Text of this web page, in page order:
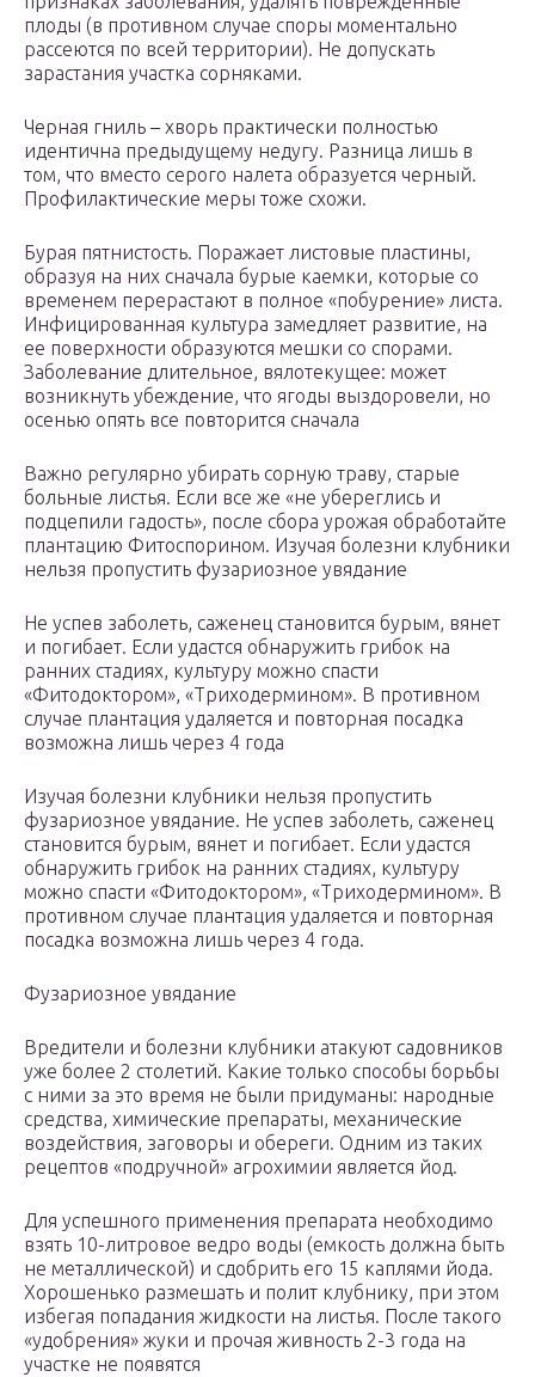
плоды (в противном случае споры моментально
рассеются по всей территории). Не допускать
зарастания участка сорняками.
Черная гниль – хворь практически полностью
идентична предыдущему недугу. Разница лишь в
том, что вместо серого налета образуется черный.
Профилактические меры тоже схожи.
Бурая пятнистость. Поражает листовые пластины,
образуя на них сначала бурые каемки, которые со
временем перерастают в полное «побурение» листа.
Инфицированная культура замедляет развитие, на
ее поверхности образуются мешки со спорами.
Заболевание длительное, вялотекущее: может
возникнуть убеждение, что ягоды выздоровели, но
осенью опять все повторится сначала
Важно регулярно убирать сорную траву, старые
больные листья. Если все же «не убереглись и
подцепили гадость», после сбора урожая обработайте
плантацию Фитоспорином. Изучая болезни клубники
нельзя пропустить фузариозное увядание
Не успев заболеть, саженец становится бурым, вянет
и погибает. Если удастся обнаружить грибок на
ранних стадиях, культуру можно спасти
«Фитодоктором», «Триходермином». В противном
случае плантация удаляется и повторная посадка
возможна лишь через 4 года
Изучая болезни клубники нельзя пропустить
фузариозное увядание. Не успев заболеть, саженец
становится бурым, вянет и погибает. Если удастся
обнаружить грибок на ранних стадиях, культуру
можно спасти «Фитодоктором», «Триходермином». В
противном случае плантация удаляется и повторная
посадка возможна лишь через 4 года.
Фузариозное увядание
Вредители и болезни клубники атакуют садовников
уже более 2 столетий. Какие только способы борьбы
с ними за это время не были придуманы: народные
средства, химические препараты, механические
воздействия, заговоры и обереги. Одним из таких
рецептов «подручной» агрохимии является йод.
Для успешного применения препарата необходимо
взять 10-литровое ведро воды (емкость должна быть
не металлической) и сдобрить его 15 каплями йода.
Хорошенько размешать и полит клубнику, при этом
избегая попадания жидкости на листья. После такого
«удобрения» жуки и прочая живность 2-3 года на
участке не появятся